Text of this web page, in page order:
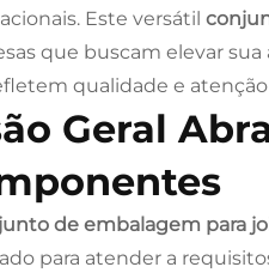
Este versátil
que buscam elevar
qualidade e
Geral
de embalagem para
para atender a